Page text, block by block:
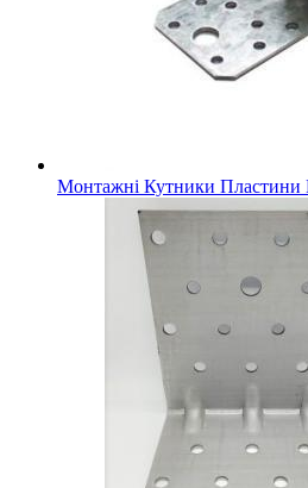
Монтажні Кутники Пластини